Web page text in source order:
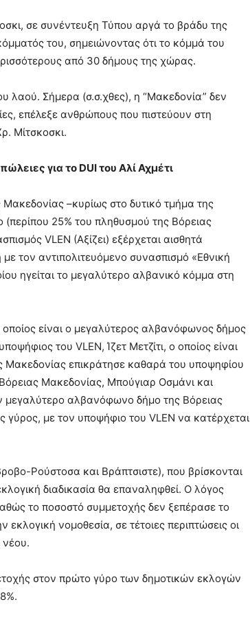
σε συνέντευξη Τύπου αργά το βράδυ της
του, σημειώνοντας ότι το κόμμά του
από 30 δήμους της χώρας.
λαού. Σήμερα (σ.σ.χθες), η “Μακεδονία” δεν
επέλεξε ανθρώπους που πιστεύουν στη
Μίτσκοσκι.
για το DUI του Αλί Αχμέτι
–κυρίως στο δυτικό τμήμα της
25% του πληθυσμού της Βόρειας
VLEN (Αξίζει) εξέρχεται αισθητά
τον αντιπολιτευόμενο συνασπισμό «Εθνική
ηγείται το μεγαλύτερο αλβανικό κόμμα στη
είναι ο μεγαλύτερος αλβανόφωνος δήμος
του VLEN, Ίζετ Μετζίτι, ο οποίος είναι
Μακεδονίας επικράτησε καθαρά του υποψηφίου
Μακεδονίας, Μπούγιαρ Οσμάνι και
μεγαλύτερο αλβανόφωνο δήμο της Βόρειας
γύρος, με τον υποψήφιο του VLEN να κατέρχεται
Ρούστοσα και Βράπτσιστε), που βρίσκονται
διαδικασία θα επαναληφθεί. Ο λόγος
το ποσοστό συμμετοχής δεν ξεπέρασε το
νομοθεσία, σε τέτοιες περιπτώσεις οι
στον πρώτο γύρο των δημοτικών εκλογών